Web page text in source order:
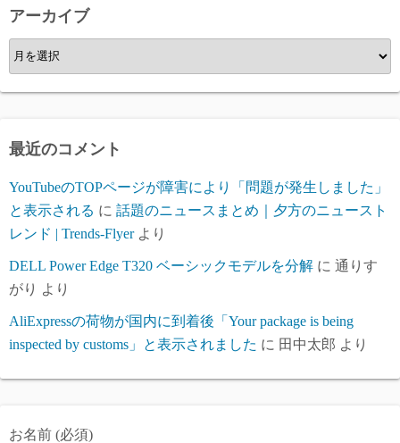
ー
アーカイブ
ア
ー
カ
ブ
最近のコメント
YouTubeのTOPページが障害により「問題が発生しました」
と表示される に 話題のニュースまとめ｜夕方のニュースト
レンド | Trends-Flyerより
DELL Power Edge T320 ベーシックモデルを分解 に 通りす
がり より
AliExpressの荷物が国内に到着後「Your package is being
inspected by customs」と表示されました に 田中太郎 より
お名前 (必須)